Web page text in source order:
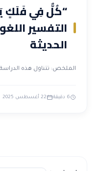
“كُلٌّ فِي فَلَكٍ
التفسير
الحديثة
الملخص: تتناول هذه
6 دقيقة 22 أغسطس 2025